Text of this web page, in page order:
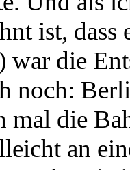
ist,
die
noch:
mal die
an